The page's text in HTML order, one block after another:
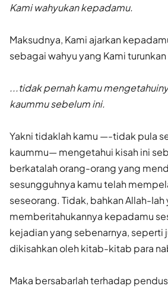
Kami wahyukan kepadamu.
Maksudnya, Kami ajarkan
sebagai wahyu yang Kami
...tidak pernah kamu
kaummu se­belum ini.
Yakni tidaklah kamu —-tidak pula
kaummu— mengetahui kisah ini
berkatalah orang-orang yang
sesungguhnya kamu telah
seseorang. Tidak, bahkan Allah-Iah
memberitahukannya kepadamu
kejadian yang sebenarnya, seperti
dikisahkan oleh kitab-kitab para
Maka bersabarlah terhadap